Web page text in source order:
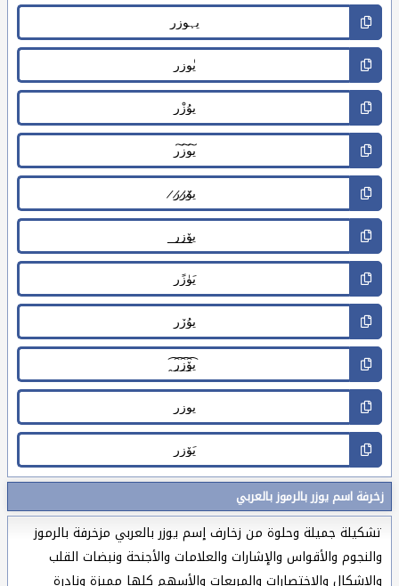
زخرفة اسم يوزر بالرموز بالعربي
تشكيلة جميلة وحلوة من زخارف إسم يوزر بالعربي مزخرفة بالرموز
والنجوم والأقواس والإشارات والعلامات والأجنحة ونبضات القلب
والاشكال والاختصارات والمربعات والأسهم كلها مميزة ونادرة